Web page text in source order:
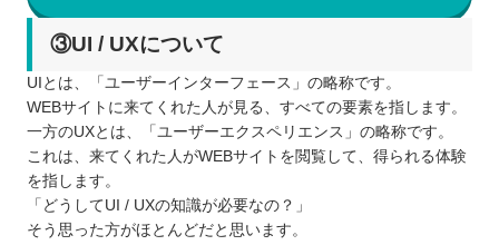
③UI / UXについて
UIとは、「ユーザーインターフェース」の略称です。
WEBサイトに来てくれた人が見る、すべての要素を指します。
一方のUXとは、「ユーザーエクスペリエンス」の略称です。
これは、来てくれた人がWEBサイトを閲覧して、得られる体験
を指します。
「どうしてUI / UXの知識が必要なの？」
そう思った方がほとんどだと思います。